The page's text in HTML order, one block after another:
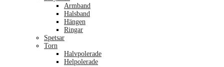
Armband
Halsband
Hängen
Ringar
Spetsar
Torn
Halvpolerade
Helpolerade